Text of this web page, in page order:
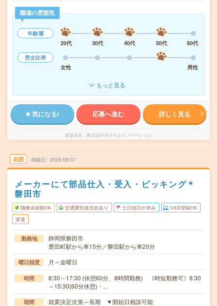
職場の雰囲気
年齢層
20代
30代 40代 50代
60代
男女比率
女性
男性
もっと見る
気になる! 応募へ進む 詳しく見る
派遣会社 株式会社ネクセルイノベーション
未読 掲載日 2026/08/07
メーカーにて部品仕入・受入・ピッキング＊
磐田市
職種未経験OK 交通費別途支給あり 土日祝日が休み WEB登録OK
派遣
勤務地
静岡県磐田市
豊田町駅から車15分／磐田駅から車20分
曜日頻度 月～金曜日
時間
8:30～17:30 (休憩60分、8時間勤務) 《時短勤務可》8:30
～15:30(60分休憩)・…
期間 就業決定次第～長期 ▼開始日相談可能